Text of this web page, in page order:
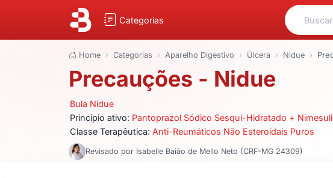
Categorias
Home Categorias Aparelho Digestivo Úlcera Nidue
Precauções - Nidue
Bula Nidue
Princípio ativo: Pantoprazol Sódico Sesqui-Hidratado +
Classe Terapêutica: Anti-Reumáticos Não Esteroidais Puros
Revisado por Isabelle Baião de Mello Neto (CRF-MG 24309)